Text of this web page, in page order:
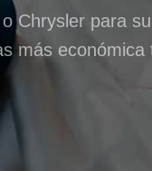
Chrysler para su
más económica